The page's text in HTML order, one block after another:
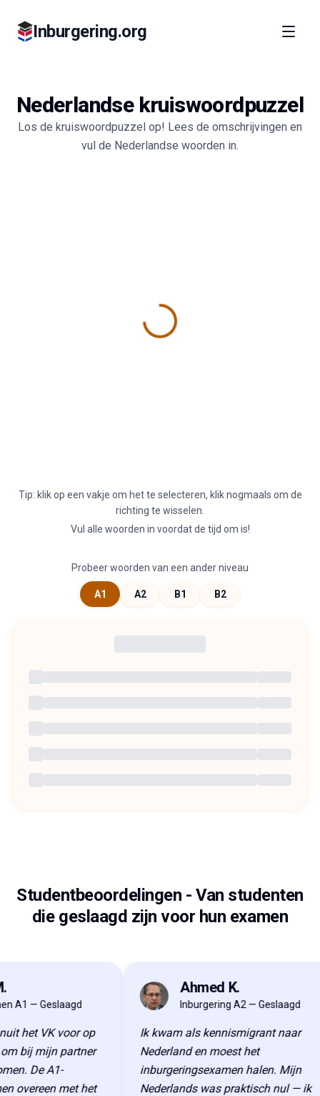
Inburgering.org
Nederlandse kruiswoordpuzzel
Los de kruiswoordpuzzel op! Lees de omschrijvingen en
vul de Nederlandse woorden in.
Tip: klik op een vakje om het te selecteren, klik nogmaals om de
richting te wisselen.
Vul alle woorden in voordat de tijd om is!
Probeer woorden van een ander niveau
A1 A2 B1 B2
Studentbeoordelingen -Van studenten
die geslaagd zijn voor hun examen
A1 — Geslaagd
het VK voor op
bij mijn partner
De A1-
overeen met het
AK Ahmed K.
Inburgering A2 — Geslaagd
Ik kwam als kennismigrant naar
Nederland en moest het
inburgeringsexamen halen. Mijn
Nederlands was praktisch nul — ik